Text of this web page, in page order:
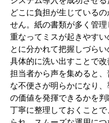
どこに負担が生じている
せん。紙の書類が多く管
重なってミスが起きやす
とに分かれて把握しづら
具体的に洗い出すことで改
担当者から声を集めると
な不便さが明らかになり
の価値を発揮できるかを
丁寧に整理しておくこと